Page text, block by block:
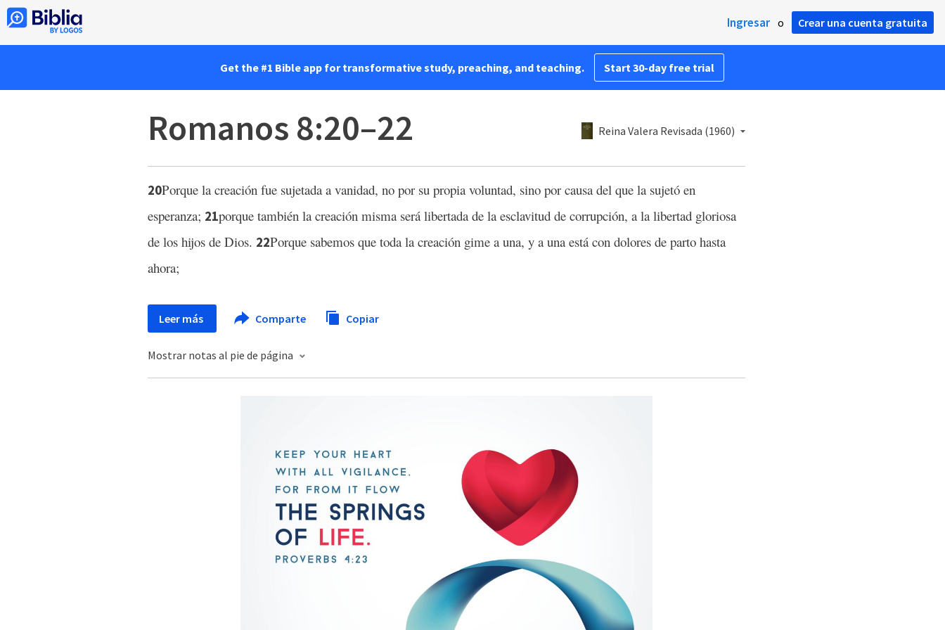
Ingresar o Crear una cuenta gratuita
Get the #1 Bible app for transformative study, preaching, and teaching. Start 30-day free trial
Romanos 8:20–22 Reina Valera Revisada (1960)
20Porque la creación fue sujetada a vanidad, no por su propia voluntad, sino por causa del que la sujetó en
esperanza; 21porque también la creación misma será libertada de la esclavitud de corrupción, a la libertad gloriosa
de los hijos de Dios. 22Porque sabemos que toda la creación gime a una, y a una está con dolores de parto hasta
ahora;
Leer más Comparte Copiar
Mostrar notas al pie de página